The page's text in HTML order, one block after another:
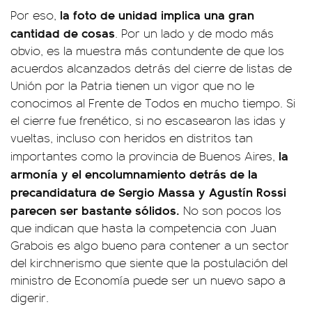
Por eso, la foto de unidad implica una gran
cantidad de cosas. Por un lado y de modo más
obvio, es la muestra más contundente de que los
acuerdos alcanzados detrás del cierre de listas de
Unión por la Patria tienen un vigor que no le
conocimos al Frente de Todos en mucho tiempo. Si
el cierre fue frenético, si no escasearon las idas y
vueltas, incluso con heridos en distritos tan
importantes como la provincia de Buenos Aires, la
armonía y el encolumnamiento detrás de la
precandidatura de Sergio Massa y Agustín Rossi
parecen ser bastante sólidos. No son pocos los
que indican que hasta la competencia con Juan
Grabois es algo bueno para contener a un sector
del kirchnerismo que siente que la postulación del
ministro de Economía puede ser un nuevo sapo a
digerir.